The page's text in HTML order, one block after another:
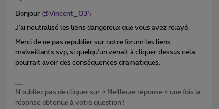
Bonjour @Vincent_034
J’ai neutralisé les liens dangereux que vous avez relayé.
Merci de ne pas republier sur notre forum les liens
malveillants svp, si quelqu’un venait à cliquer dessus cela
pourrait avoir des conséquences dramatiques.
N’oubliez pas de cliquer sur « Meilleure réponse » une fois la
réponse obtenue à votre question !